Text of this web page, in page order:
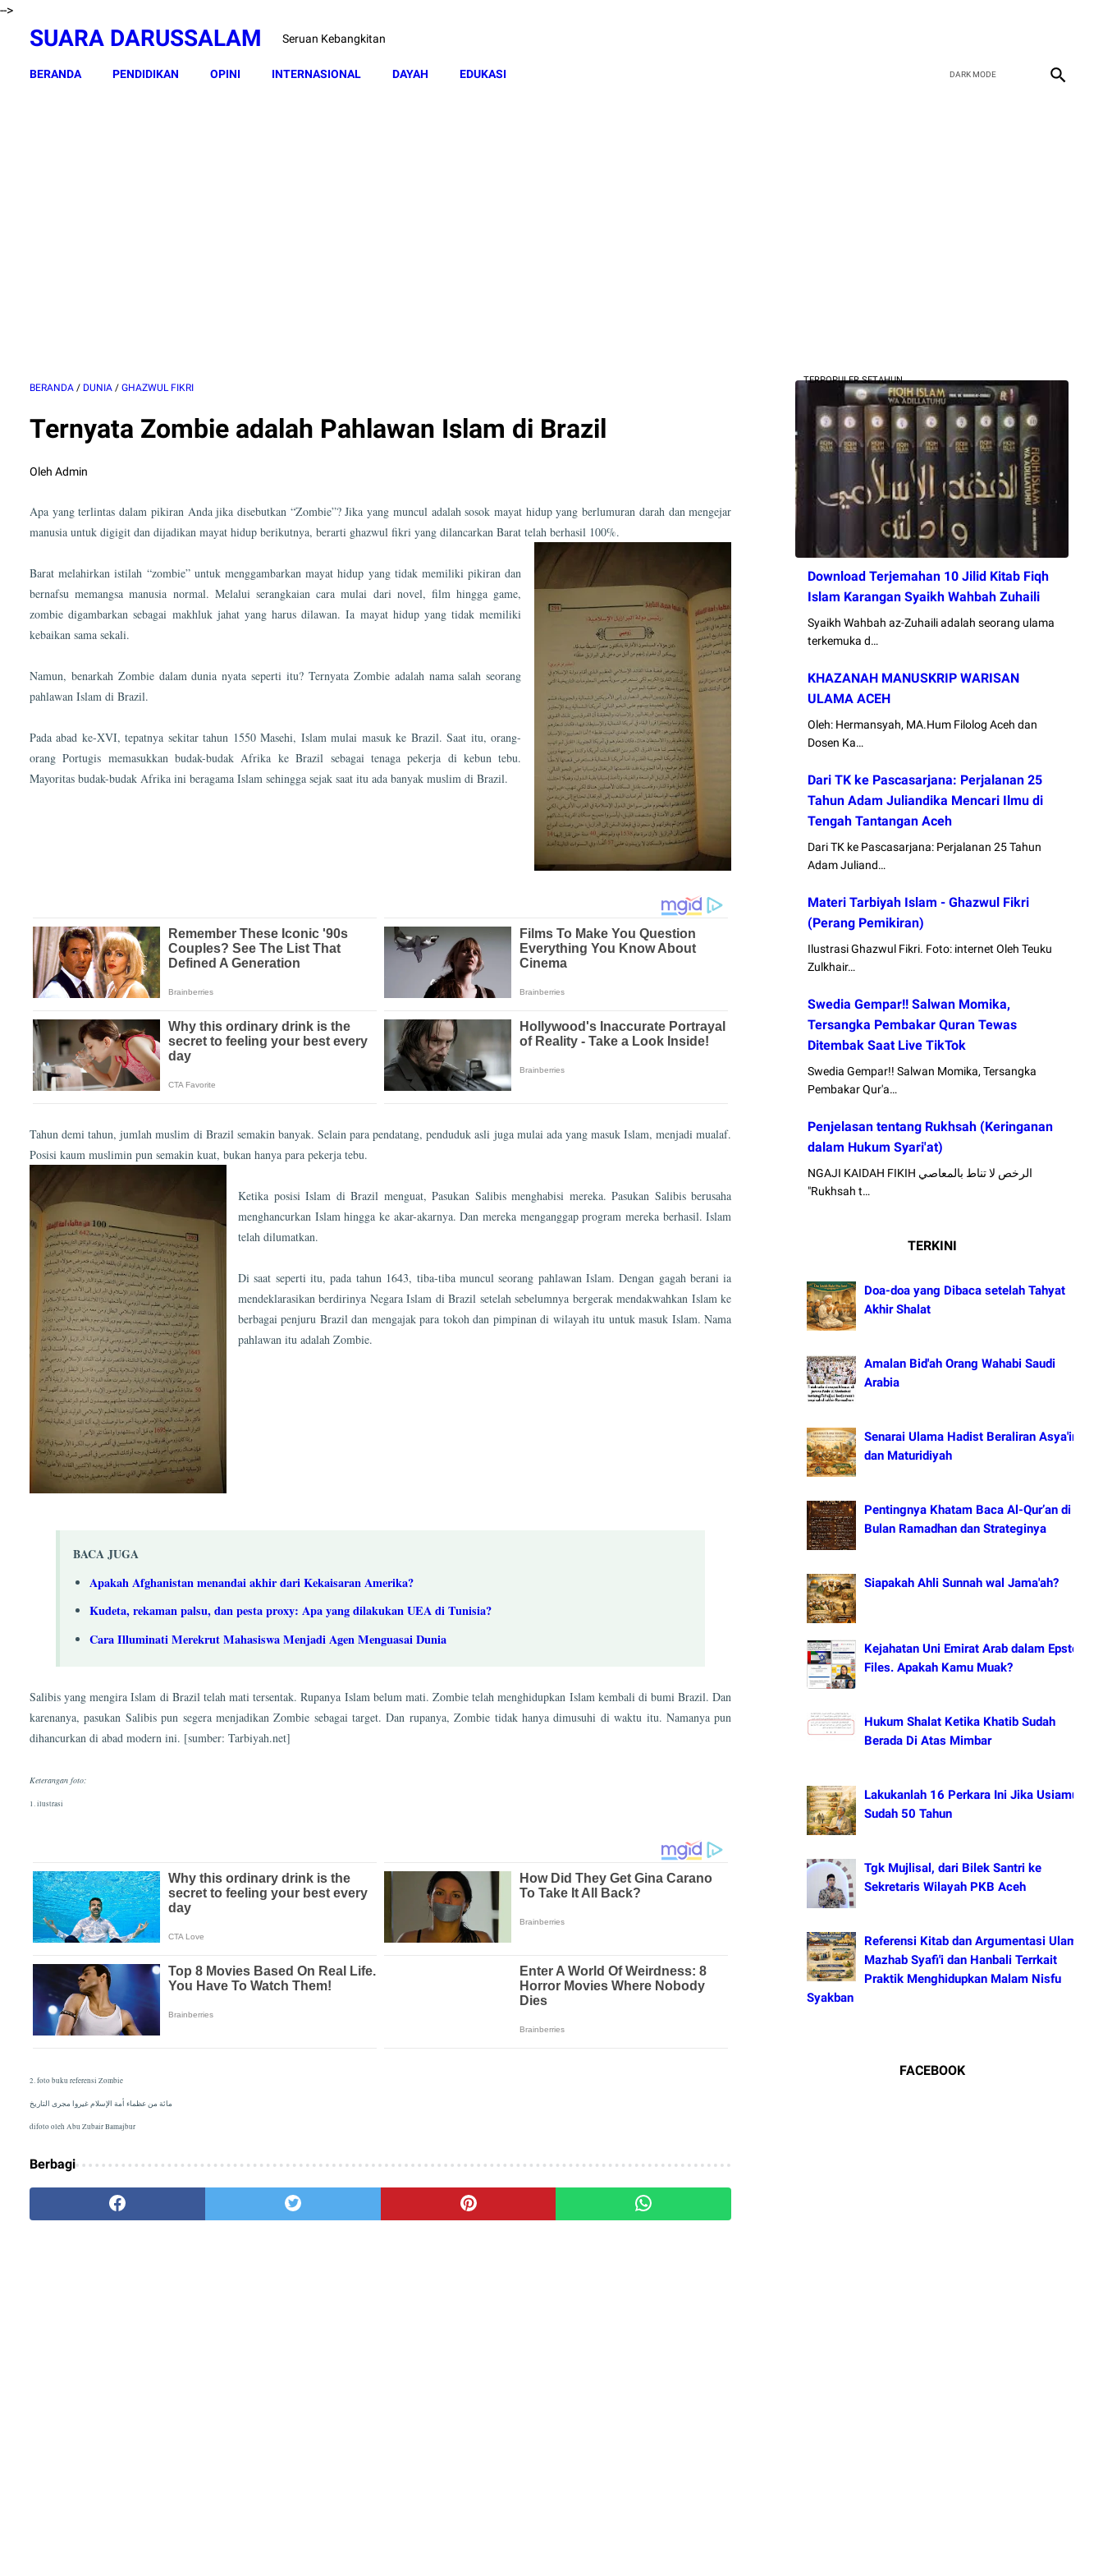
-->
SUARA DARUSSALAM Seruan Kebangkitan
BERANDA PENDIDIKAN OPINI INTERNASIONAL DAYAH EDUKASI
BERANDA / DUNIA / GHAZWUL FIKRI
Ternyata Zombie adalah Pahlawan Islam di Brazil
Oleh Admin
Apa yang terlintas dalam pikiran Anda jika disebutkan “Zombie”? Jika yang muncul adalah sosok mayat hidup yang berlumuran darah dan mengejar
manusia untuk digigit dan dijadikan mayat hidup berikutnya, berarti ghazwul fikri yang dilancarkan Barat telah berhasil 100%.
Barat melahirkan istilah “zombie” untuk menggambarkan mayat hidup yang tidak memiliki pikiran dan
bernafsu memangsa manusia normal. Melalui serangkaian cara mulai dari novel, film hingga game,
zombie digambarkan sebagai makhluk jahat yang harus dilawan. Ia mayat hidup yang tidak memiliki
kebaikan sama sekali.
Namun, benarkah Zombie dalam dunia nyata seperti itu? Ternyata Zombie adalah nama salah seorang
pahlawan Islam di Brazil.
Pada abad ke-XVI, tepatnya sekitar tahun 1550 Masehi, Islam mulai masuk ke Brazil. Saat itu, orang-
orang Portugis memasukkan budak-budak Afrika ke Brazil sebagai tenaga pekerja di kebun tebu.
Mayoritas budak-budak Afrika ini beragama Islam sehingga sejak saat itu ada banyak muslim di Brazil.
Tahun demi tahun, jumlah muslim di Brazil semakin banyak. Selain para pendatang, penduduk asli juga mulai ada yang masuk Islam, menjadi mualaf.
Posisi kaum muslimin pun semakin kuat, bukan hanya para pekerja tebu.
Ketika posisi Islam di Brazil menguat, Pasukan Salibis menghabisi mereka. Pasukan Salibis berusaha
menghancurkan Islam hingga ke akar-akarnya. Dan mereka menganggap program mereka berhasil. Islam
telah dilumatkan.
Di saat seperti itu, pada tahun 1643, tiba-tiba muncul seorang pahlawan Islam. Dengan gagah berani ia
mendeklarasikan berdirinya Negara Islam di Brazil setelah sebelumnya bergerak mendakwahkan Islam ke
berbagai penjuru Brazil dan mengajak para tokoh dan pimpinan di wilayah itu untuk masuk Islam. Nama
pahlawan itu adalah Zombie.
BACA JUGA
Apakah Afghanistan menandai akhir dari Kekaisaran Amerika?
Kudeta, rekaman palsu, dan pesta proxy: Apa yang dilakukan UEA di Tunisia?
Cara Illuminati Merekrut Mahasiswa Menjadi Agen Menguasai Dunia
Salibis yang mengira Islam di Brazil telah mati tersentak. Rupanya Islam belum mati. Zombie telah menghidupkan Islam kembali di bumi Brazil. Dan
karenanya, pasukan Salibis pun segera menjadikan Zombie sebagai target. Dan rupanya, Zombie tidak hanya dimusuhi di waktu itu. Namanya pun
dihancurkan di abad modern ini. [sumber: Tarbiyah.net]
Keterangan foto:
1. ilustrasi
2. foto buku referensi Zombie
مائة من عظماء أمة اﻹسلام غيروا مجرى التاريخ
difoto oleh Abu Zubair Bamajbur
Berbagi
TERPOPULER SETAHUN
Download Terjemahan 10 Jilid Kitab Fiqh
Islam Karangan Syaikh Wahbah Zuhaili
Syaikh Wahbah az-Zuhaili adalah seorang ulama
terkemuka d…
KHAZANAH MANUSKRIP WARISAN
ULAMA ACEH
Oleh: Hermansyah, MA.Hum Filolog Aceh dan
Dosen Ka…
Dari TK ke Pascasarjana: Perjalanan 25
Tahun Adam Juliandika Mencari Ilmu di
Tengah Tantangan Aceh
Dari TK ke Pascasarjana: Perjalanan 25 Tahun
Adam Juliand…
Materi Tarbiyah Islam - Ghazwul Fikri
(Perang Pemikiran)
Ilustrasi Ghazwul Fikri. Foto: internet Oleh Teuku
Zulkhair…
Swedia Gempar!! Salwan Momika,
Tersangka Pembakar Quran Tewas
Ditembak Saat Live TikTok
Swedia Gempar!! Salwan Momika, Tersangka
Pembakar Qur'a…
Penjelasan tentang Rukhsah (Keringanan
dalam Hukum Syari'at)
NGAJI KAIDAH FIKIH الرخص لا تناط بالمعاصي
"Rukhsah t…
TERKINI
Doa-doa yang Dibaca setelah Tahyat
Akhir Shalat
Amalan Bid'ah Orang Wahabi Saudi
Arabia
Senarai Ulama Hadist Beraliran Asya'irah
dan Maturidiyah
Pentingnya Khatam Baca Al-Qur’an di
Bulan Ramadhan dan Strateginya
Siapakah Ahli Sunnah wal Jama'ah?
Kejahatan Uni Emirat Arab dalam Epstein
Files. Apakah Kamu Muak?
Hukum Shalat Ketika Khatib Sudah
Berada Di Atas Mimbar
Lakukanlah 16 Perkara Ini Jika Usiamu
Sudah 50 Tahun
Tgk Mujlisal, dari Bilek Santri ke
Sekretaris Wilayah PKB Aceh
Referensi Kitab dan Argumentasi Ulama
Mazhab Syafi'i dan Hanbali Terrkait
Praktik Menghidupkan Malam Nisfu
Syakban
FACEBOOK